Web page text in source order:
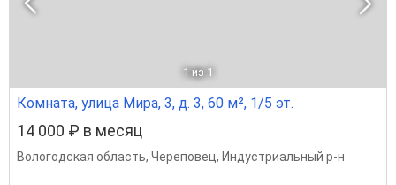
1 из 1
Комната, улица Мира, 3, д. 3, 60 м², 1/5 эт.
14 000 ₽ в месяц
Вологодская область, Череповец, Индустриальный р-н